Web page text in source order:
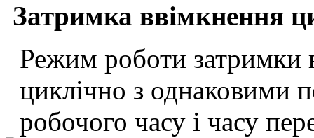
Затримка ввімкнення
Режим роботи затримки
циклічно з однаковими
робочого часу і часу